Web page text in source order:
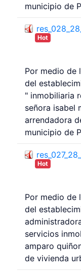
municipio de
Hot
Por medio de
del
" inmobiliaria
señora isabel
arrendadora
municipio de
Hot
Por medio de
del
servicios
amparo
de vivienda